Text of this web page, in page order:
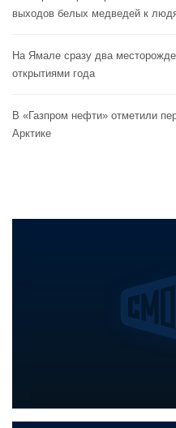
выходов белых медведей к
На Ямале сразу два
открытиями года
В «Газпром нефти» отметили
Арктике